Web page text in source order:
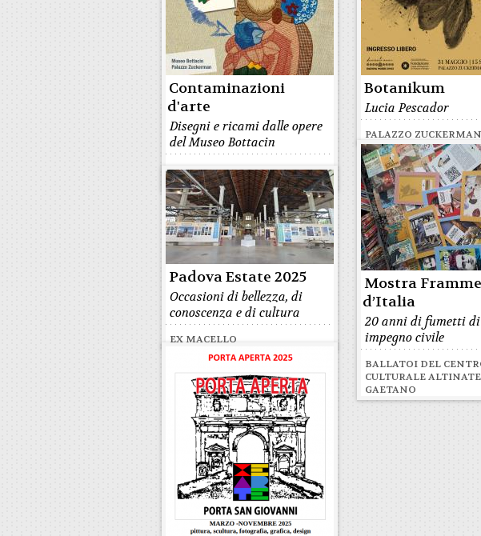
Contaminazioni
d'arte
Disegni e ricami dalle opere
del Museo Bottacin
MUSEO BOTTACIN A PALAZZO
ZUCKERMANN
Botanikum
Lucia Pescador
PALAZZO
Mostra
d’Italia
20 anni di fumetti di
impegno civile
BALLATOI DEL
CULTURALE
GAETANO
Padova Estate 2025
Occasioni di bellezza, di
conoscenza e di cultura
EX MACELLO